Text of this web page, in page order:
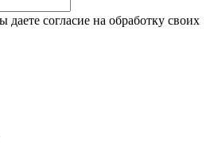
согласие на обработку своих